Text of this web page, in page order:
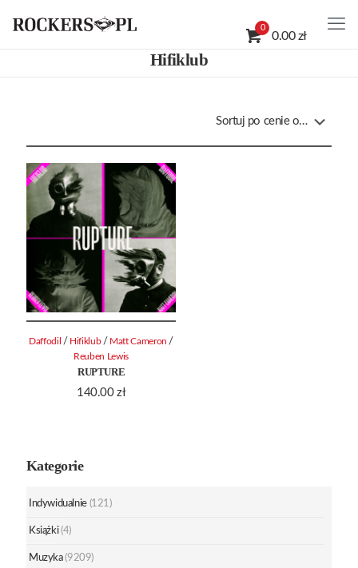
0
0.00 zł
Hifiklub
RUPTURE
140.00 zł
Daffodil / Hifiklub / Matt Cameron /
Reuben Lewis
Kategorie
Indywidualnie (121)
Książki (4)
Muzyka (9209)